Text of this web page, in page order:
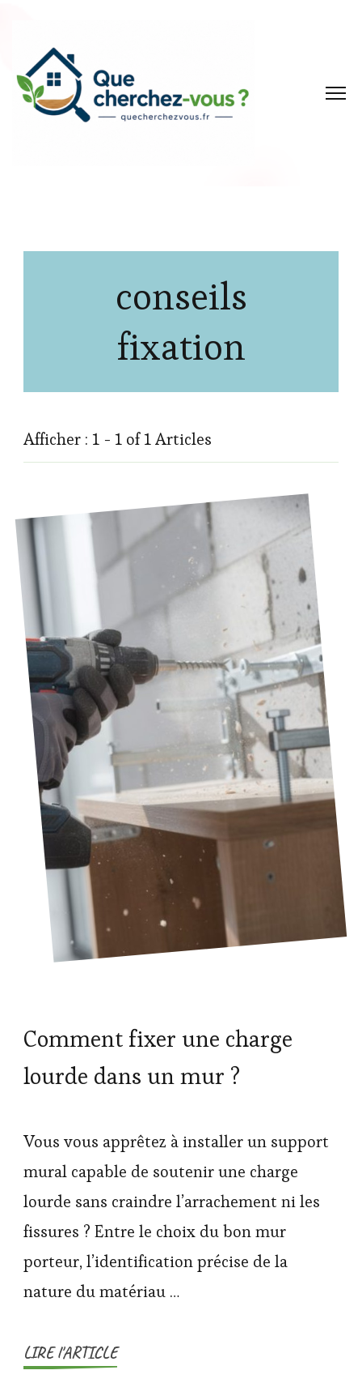
conseils
fixation
Afficher : 1 - 1 of 1 Articles
Comment fixer une charge
lourde dans un mur ?
Vous vous apprêtez à installer un support
mural capable de soutenir une charge
lourde sans craindre l’arrachement ni les
fissures ? Entre le choix du bon mur
porteur, l’identification précise de la
nature du matériau …
LIRE l'ARTICLE